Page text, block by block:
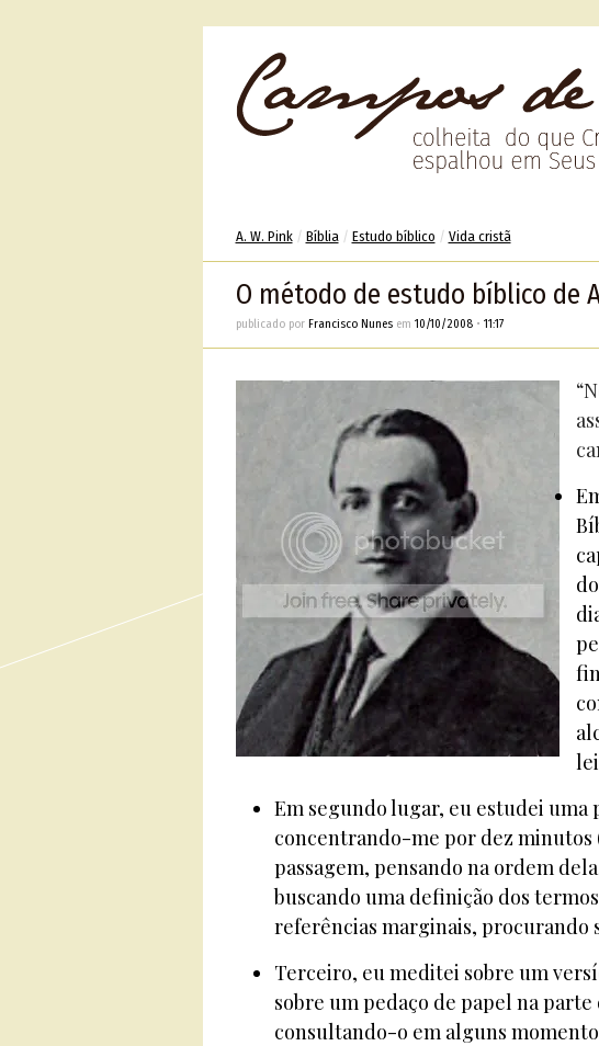
A. W. Pink / Bíblia / Estudo bíblico / Vida cristã
O método de estudo bíblico de
publicado por Francisco Nunesem 10/10/2008• 11:17
Em segundo lugar, eu estudei uma
concentrando-me por dez minutos
passagem, pensando na ordem
buscando uma definição dos
referências marginais, procurando
Terceiro, eu meditei sobre um
sobre um pedaço de papel na
consultando-o em alguns